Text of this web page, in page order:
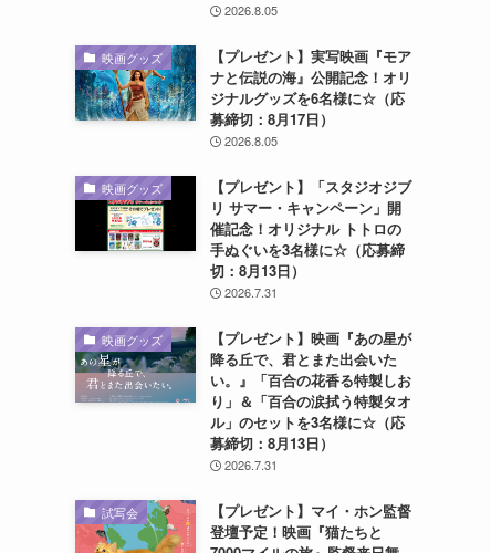
2026.8.05
映画グッズ
【プレゼント】実写映画『モア
ナと伝説の海』公開記念！オリ
ジナルグッズを6名様に☆（応
募締切：8月17日）
2026.8.05
映画グッズ
【プレゼント】「スタジオジブ
リ サマー・キャンペーン」開
催記念！オリジナル トトロの
手ぬぐいを3名様に☆（応募締
切：8月13日）
2026.7.31
映画グッズ
【プレゼント】映画『あの星が
降る丘で、君とまた出会いた
い。』「百合の花香る特製しお
り」＆「百合の涙拭う特製タオ
ル」のセットを3名様に☆（応
募締切：8月13日）
2026.7.31
試写会
【プレゼント】マイ・ホン監督
登壇予定！映画『猫たちと